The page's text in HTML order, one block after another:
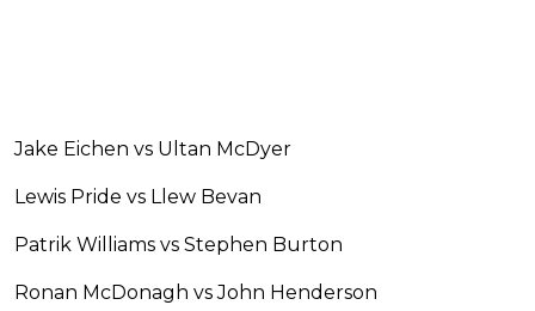
Jake Eichen vs Ultan McDyer
Lewis Pride vs Llew Bevan
Patrik Williams vs Stephen Burton
Ronan McDonagh vs John Henderson